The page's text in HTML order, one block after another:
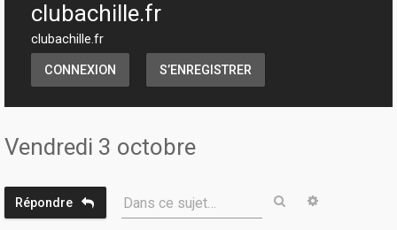
clubachille.fr
clubachille.fr
CONNEXION S’ENREGISTRER
Vendredi 3 octobre
Répondre Dans ce sujet… Rechercher